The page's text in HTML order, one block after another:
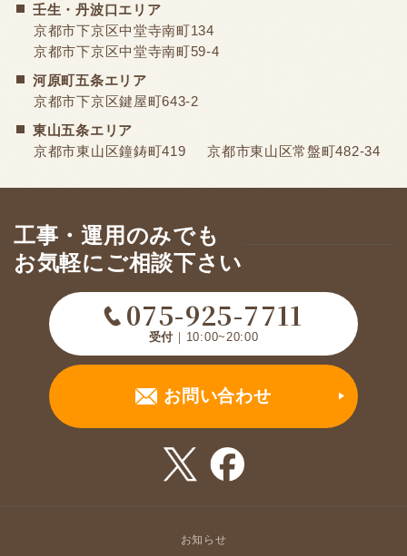
壬生・丹波口エリア
京都市下京区中堂寺南町134
京都市下京区中堂寺南町59-4
河原町五条エリア
京都市下京区鍵屋町643-2
東山五条エリア
京都市東山区鐘鋳町419
京都市東山区常盤町482-34
工事・運用のみでも
お気軽にご相談下さい
075-925-7711
受付 ｜10:00~20:00
お問い合わせ
お知らせ